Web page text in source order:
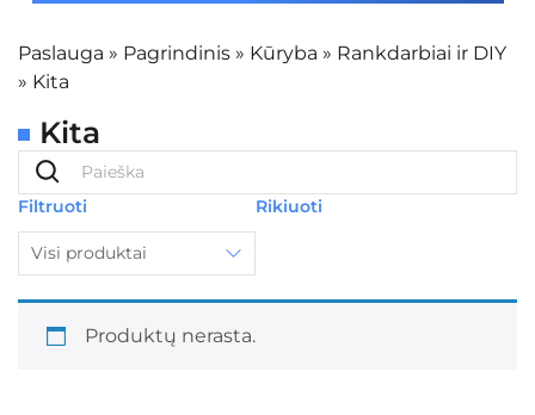
Paslauga » Pagrindinis » Kūryba » Rankdarbiai ir DIY
» Kita
Kita
Filtruoti
Visi produktai
Rikiuoti
Produktų nerasta.